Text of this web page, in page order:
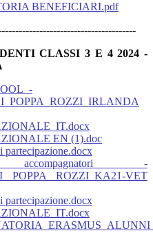
BENEFICIARI.pdf
CLASSI 3 E 4 2024 -
EN (1).doc
accompagnatori -
POPPA ROZZI_KA21-VET